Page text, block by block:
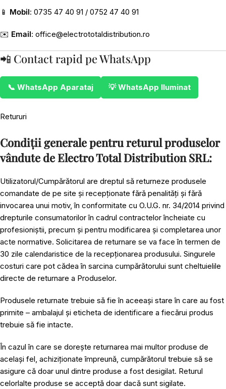
📱 Mobil: 0735 47 40 91 / 0752 47 40 91
✉️ Email: office@electrototaldistribution.ro
📲 Contact rapid pe WhatsApp
📞 WhatsApp Aparataj 💡 WhatsApp Iluminat
Retururi
Condiții generale pentru returul produselor
vândute de Electro Total Distribution SRL:
Utilizatorul/Cumpărătorul are dreptul să returneze produsele
comandate de pe site și recepționate fără penalități și fără
invocarea unui motiv, în conformitate cu O.U.G. nr. 34/2014 privind
drepturile consumatorilor în cadrul contractelor încheiate cu
profesioniștii, precum și pentru modificarea și completarea unor
acte normative. Solicitarea de returnare se va face în termen de
30 zile calendaristice de la recepționarea produsului. Singurele
costuri care pot cădea în sarcina cumpărătorului sunt cheltuielile
directe de returnare a Produselor.
Produsele returnate trebuie să fie în aceeași stare în care au fost
primite – ambalajul și eticheta de identificare a fiecărui produs
trebuie să fie intacte.
În cazul în care se dorește returnarea mai multor produse de
același fel, achiziționate împreună, cumpărătorul trebuie să se
asigure că doar unul dintre produse a fost desigilat. Returul
celorlalte produse se acceptă doar dacă sunt sigilate.